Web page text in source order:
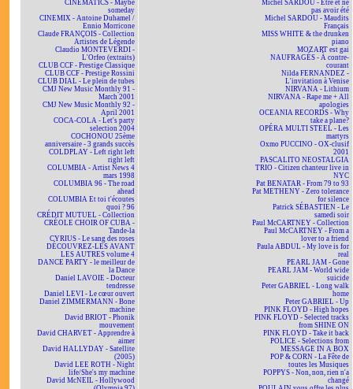
CINEMATICS - Maybe
someday
CINEMIX - Antoine Duhamel /
Ennio Morricone
Claude FRANÇOIS - Collection
Artistes de Légende
Claudio MONTEVERDI -
L'Orfeo (extraits)
CLUB CCF - Prestige Classique
CLUB CCF - Prestige Rossini
CLUB DIAL - Le plein de tubes
CMJ New Music Monthly 91 -
March 2001
CMJ New Music Monthly 92 -
April 2001
COCA-COLA - Let's party
selection 2004
COCHONOU 25ème
anniversaire - 3 grands succès
COLDPLAY - Left right left
right left
COLUMBIA - Artist News 4
mars 1998
COLUMBIA 96 - The road
ahead
COLUMBIA Et toi t'écoutes
quoi ? 96
CRÉDIT MUTUEL - Collection
CRÉOLE CHOIR OF CUBA -
Tande-la
CYRIUS - Le sang des roses
DÉCOUVREZ-LES AVANT
LES AUTRES volume 4
DANCE PARTY - le meilleur de
la Dance
Daniel LAVOIE - Docteur
tendresse
Daniel LEVI - Le cœur ouvert
Daniel ZIMMERMANN - Bone
machine
David BRIOT - Phonik
mouvement
David CHARVET - Apprendre à
aimer
David HALLYDAY - Satellite
(2005)
David LEE ROTH - Night
life/She's my machine
David McNEIL - Hollywood
Michel SARDOU - Être et ne
pas avoir été
Michel SARDOU - Maudits
Français
MISS WHITE & the drunken
piano
MOZART est gai
NAUFRAGÉS - À contre-
courant
Nilda FERNANDEZ -
L'invitation à Venise
NIRVANA - Lithium
NIRVANA - Rape me + All
apologies
OCEANIA RECORDS - Why
take a plane?
OPÉRA MULTI STEEL - Les
martyrs
Oxmo PUCCINO - OX-clusif
2001
PASCALITO NEOSTALGIA
TRIO - Citizen chanteur live in
NYC
Pat BENATAR - From 79 to 93
Pat METHENY - Zero tolerance
for silence
Patrick SÉBASTIEN - Le
samedi soir
Paul McCARTNEY - Collection
Paul McCARTNEY - From a
lover to a friend
Paula ABDUL - My love is for
real
PEARL JAM - Gone
PEARL JAM - World wide
suicide
Peter GABRIEL - Long walk
home
Peter GABRIEL - Up
PINK FLOYD - High hopes
PINK FLOYD - Selected tracks
from SHINE ON
PINK FLOYD - Take it back
POLICE - Selections from
MESSAGE IN A BOX
POP & CORN - La Fête de
toutes les Musiques
POPPYS - Non, non, rien n'a
changé